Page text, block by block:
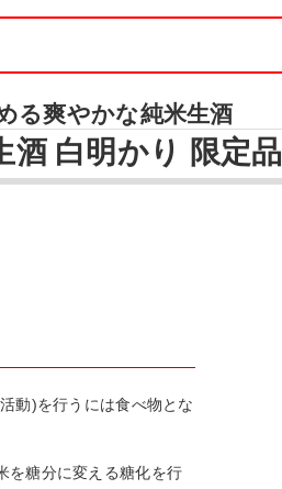
る爽やかな純米生酒
酒 白明かり 限定品
動)を行うには食べ物とな
を糖分に変える糖化を行